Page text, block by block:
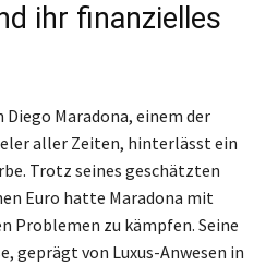
ihr finanzielles
Maradona, einem der
aller Zeiten, hinterlässt ein
Trotz seines geschätzten
Euro hatte Maradona mit
Problemen zu kämpfen. Seine
geprägt von Luxus-Anwesen in